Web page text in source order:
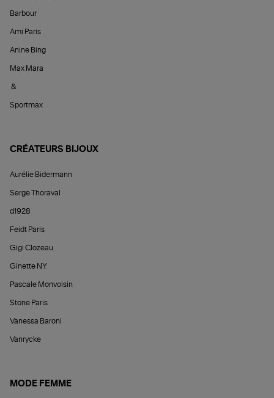
Barbour
Ami Paris
Anine Bing
Max Mara
&
Sportmax
CRÉATEURS BIJOUX
Aurélie Bidermann
Serge Thoraval
d1928
Feidt Paris
Gigi Clozeau
Ginette NY
Pascale Monvoisin
Stone Paris
Vanessa Baroni
Vanrycke
MODE FEMME